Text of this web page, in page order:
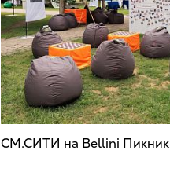
СМ.СИТИ на Bellini Пикник